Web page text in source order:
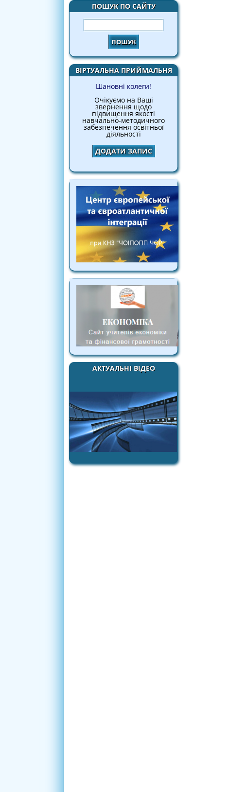
ПОШУК ПО САЙТУ
Пошук
ВІРТУАЛЬНА ПРИЙМАЛЬНЯ
Шановні колеги!
Очікуємо на Ваші
звернення щодо
підвищення якості
навчально-методичного
забезпечення освітньої
діяльності
ДОДАТИ ЗАПИС
АКТУАЛЬНІ ВІДЕО